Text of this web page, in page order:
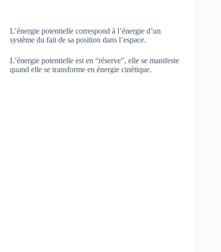
L’énergie potentielle correspond à l’énergie d’un
système du fait de sa position dans l’espace.
L’énergie potentielle est en “réserve”, elle se manifeste
quand elle se transforme en énergie cinétique.